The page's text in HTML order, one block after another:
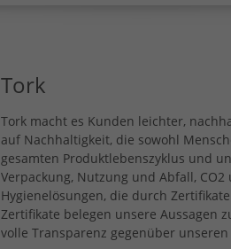
Tork
Tork macht es Kunden leichter,
auf Nachhaltigkeit, die sowohl
gesamten Produktlebenszyklus und
Verpackung, Nutzung und Abfall,
Hygienelösungen, die durch
Zertifikate belegen unsere Aussagen
volle Transparenz gegenüber